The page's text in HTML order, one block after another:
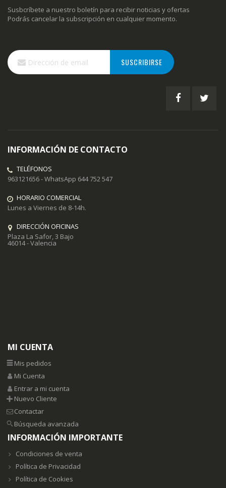
Susbcríbete a nuestro boletín para recibir noticias y ofertas
Podrás cancelar la subscripción en cualquier momento.
Inscríbase
a
nuestro
SUSCRIBIRSE
INFORMACIÓN DE CONTACTO
TELÉFONOS
963121656 - WhatsApp 644 752 547
HORARIO COMERCIAL
Lunes a Viernes de 8-14h.
DIRECCIÓN OFICINAS
Plaza La Safor, 3 Bajo
46014 - Valencia
MI CUENTA
Mis pedidos
Mi Cuenta
Entrar a mi cuenta
Nuevo Cliente
Contactar
Búsqueda avanzada
INFORMACIÓN IMPORTANTE
Condiciones de venta
Política de Privacidad
Política de Cookies